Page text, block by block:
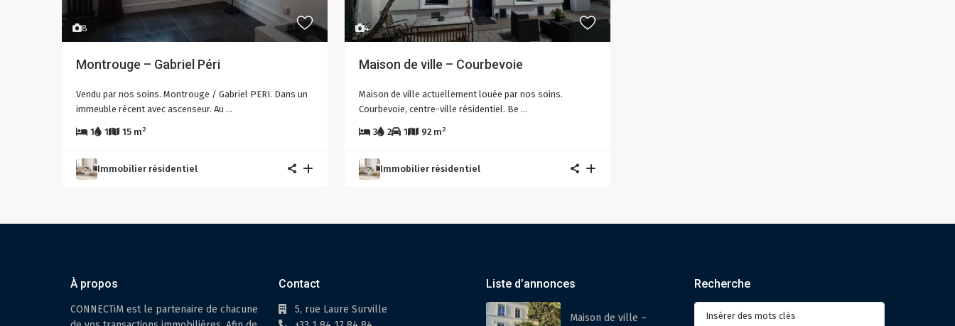
8
Montrouge – Gabriel Péri
Vendu par nos soins. Montrouge / Gabriel PERI. Dans un
immeuble récent avec ascenseur. Au ...
1 1 15 m2
Immobilier résidentiel
4
Maison de ville – Courbevoie
Maison de ville actuellement louée par nos soins.
Courbevoie, centre-ville résidentiel. Be ...
3 2 1 92 m2
Immobilier résidentiel
À propos
CONNECTiM est le partenaire de chacune
Contact
5, rue Laure Surville
Liste d’annonces
Maison de ville –
Recherche
Recherche